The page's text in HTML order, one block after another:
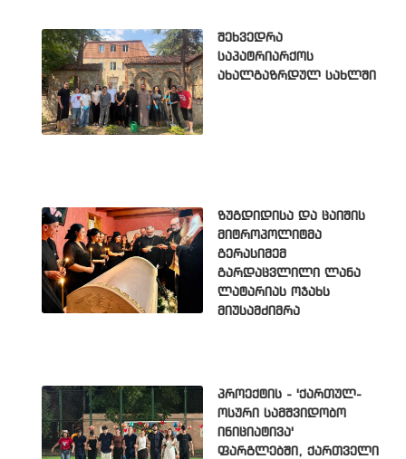
შეხვედრა
საპატრიარქოს
ახალგაზრდულ სახლში
ზუგდიდისა და ცაიშის
მიტროპოლიტმა
გერასიმემ
გარდაცვლილი ლანა
ლატარიას ოჯახს
მიუსამძიმრა
პროექტის - 'ქართულ-
ოსური სამშვიდობო
ინიციატივა'
ფარგლებში, ქართველი